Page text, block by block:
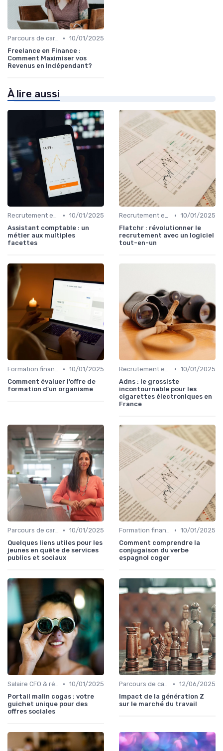
Parcours de carrière en finance • 10/01/2025
Freelance en Finance :
Comment Maximiser vos
Revenus en Indépendant?
À lire aussi
Recrutement en finance d’entreprise • 10/01/2025
Assistant comptable : un
métier aux multiples
facettes
Recrutement en finance d’entreprise • 10/01/2025
Flatchr : révolutionner le
recrutement avec un logiciel
tout-en-un
Formation finance & upskilling • 10/01/2025
Comment évaluer l’offre de
formation d’un organisme
Recrutement en finance d’entreprise • 10/01/2025
Adns : le grossiste
incontournable pour les
cigarettes électroniques en
France
Parcours de carrière en finance • 10/01/2025
Quelques liens utiles pour les
jeunes en quête de services
publics et sociaux
Formation finance & upskilling • 10/01/2025
Comment comprendre la
conjugaison du verbe
espagnol coger
Salaire CFO & rémunération variable • 10/01/2025
Portail malin cogas : votre
guichet unique pour des
offres sociales
Parcours de carrière en finance • 12/06/2025
Impact de la génération Z
sur le marché du travail